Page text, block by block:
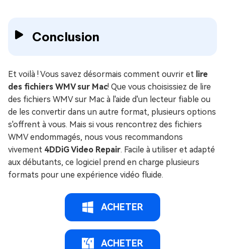
Conclusion
Et voilà ! Vous savez désormais comment ouvrir et lire
des fichiers WMV sur Mac! Que vous choisissiez de lire
des fichiers WMV sur Mac à l'aide d'un lecteur fiable ou
de les convertir dans un autre format, plusieurs options
s'offrent à vous. Mais si vous rencontrez des fichiers
WMV endommagés, nous vous recommandons
vivement 4DDiG Video Repair. Facile à utiliser et adapté
aux débutants, ce logiciel prend en charge plusieurs
formats pour une expérience vidéo fluide.
ACHETER
ACHETER